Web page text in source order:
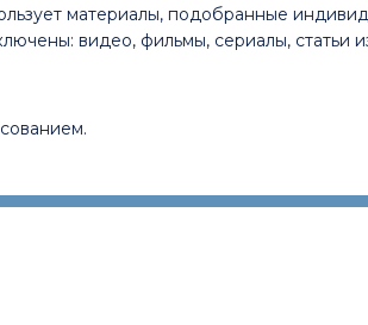
материалы, подобранные
видео, фильмы, сериалы, статьи